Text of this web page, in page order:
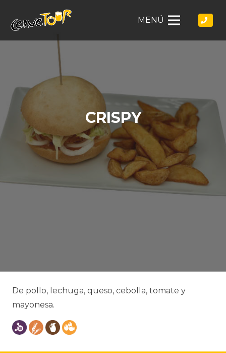
MENÚ
CRISPY
De pollo, lechuga, queso, cebolla, tomate y
mayonesa.